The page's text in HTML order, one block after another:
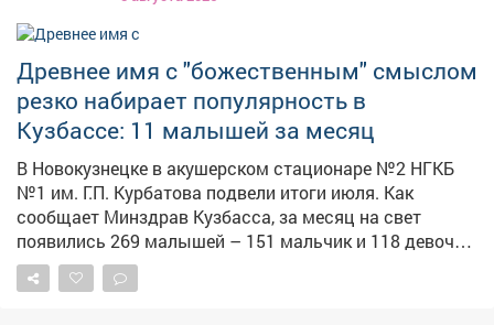
Древнее имя с "божественным" смыслом
резко набирает популярность в
Кузбассе: 11 малышей за месяц
В Новокузнецке в акушерском стационаре №2 НГКБ
№1 им. Г.П. Курбатова подвели итоги июля. Как
сообщает Минздрав Кузбасса, за месяц на свет
появились 269 малышей – 151 мальчик и 118 девочек.
Среди новорождённых мальчиков абсолютным
лидером по популярности стало имя Михаил – его